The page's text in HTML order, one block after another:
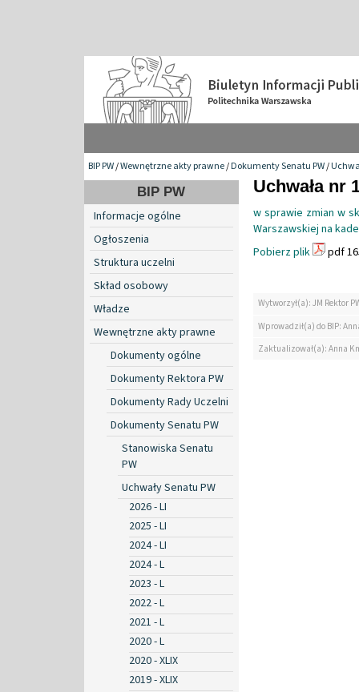
BIP PW/Wewnętrzne akty prawne/Dokumenty Senatu PW/
BIP PW
Informacje ogólne
Ogłoszenia
Struktura uczelni
Skład osobowy
Władze
Wewnętrzne akty prawne
Dokumenty ogólne
Dokumenty Rektora PW
Dokumenty Rady Uczelni
Dokumenty Senatu PW
Stanowiska Senatu
PW
Uchwały Senatu PW
2026 - LI
2025 - LI
2024 - LI
2024 - L
2023 - L
2022 - L
2021 - L
2020 - L
2020 - XLIX
2019 - XLIX
Uchwała nr
w sprawie zmian w
Warszawskiej na
Pobierz plik
pdf
Wytworzył(a): JM Rektor
Wprowadził(a) do BIP:
Zaktualizował(a): Anna